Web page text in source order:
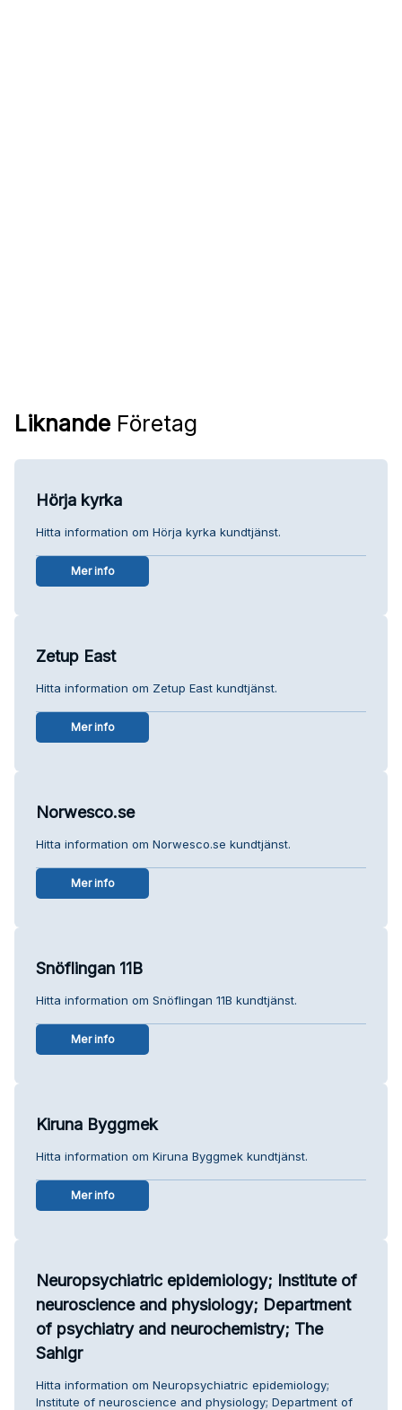
Liknande Företag
Hörja kyrka
Hitta information om Hörja kyrka kundtjänst.
Mer info
Zetup East
Hitta information om Zetup East kundtjänst.
Mer info
Norwesco.se
Hitta information om Norwesco.se kundtjänst.
Mer info
Snöflingan 11B
Hitta information om Snöflingan 11B kundtjänst.
Mer info
Kiruna Byggmek
Hitta information om Kiruna Byggmek kundtjänst.
Mer info
Neuropsychiatric epidemiology; Institute of
neuroscience and physiology; Department
of psychiatry and neurochemistry; The
Sahlgr
Hitta information om Neuropsychiatric epidemiology;
Institute of neuroscience and physiology; Department of